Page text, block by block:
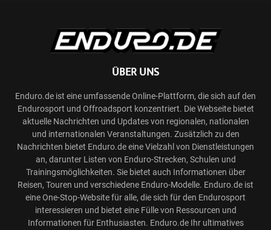
ÜBER UNS
Enduro.de ist eine umfassende Online-Plattform, die sich auf den
Endurosport und Offroadsport konzentriert. Die Webseite bietet
aktuelle Nachrichten und Updates von regionalen, nationalen
und internationalen Veranstaltungen. Zusätzlich zu den
Nachrichten bietet Enduro.de eine Vielzahl von Dienstleistungen
an, darunter Listen von Enduro-Strecken, Schulen und
Trainingsmöglichkeiten. Sie bietet auch Informationen über
Reisen, Touren und verschiedene Enduro-Modelle. Enduro.de ist
eine One-Stop-Website für alle, die sich für den Endurosport
interessieren und bietet eine Fülle von Ressourcen und
Informationen für Enthusiasten. Enduro.de Ihr ultimatives